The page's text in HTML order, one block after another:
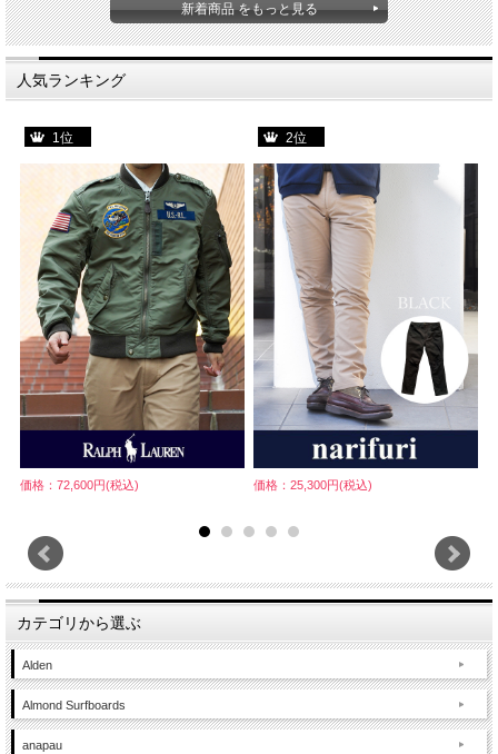
新着商品 をもっと見る
人気ランキング
1位
価格：72,600円(税込)
2位
価格：25,300円(税込)
カテゴリから選ぶ
Alden
Almond Surfboards
anapau